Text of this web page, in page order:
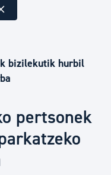
bizilekutik hurbil
pertsonek